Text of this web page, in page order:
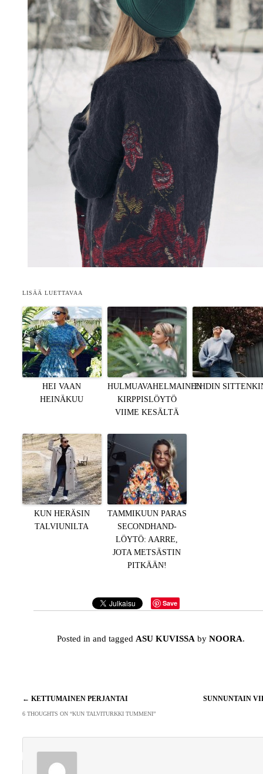
LISÄÄ LUETTAVAA
HEI VAAN
HEINÄKUU
HULMUAVAHELMAINEN
KIRPPISLÖYTÖ
VIIME KESÄLTÄ
EHDIN
KUN HERÄSIN
TALVIUNILTA
TAMMIKUUN PARAS
SECONDHAND-
LÖYTÖ: AARRE,
JOTA METSÄSTIN
PITKÄÄN!
Save
Posted in and tagged ASU KUVISSA byNOORA.
Artikkelien
selaus
← KETTUMAINEN PERJANTAI SUNNUNTAIN
6 THOUGHTS ON “KUN TALVITURKKI TUMMENI”